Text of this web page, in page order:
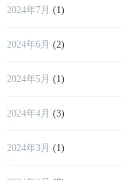
2024年7月 (1)
2024年6月 (2)
2024年5月 (1)
2024年4月 (3)
2024年3月 (1)